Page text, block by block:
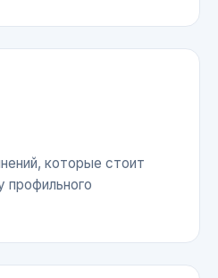
которые стоит
профильного